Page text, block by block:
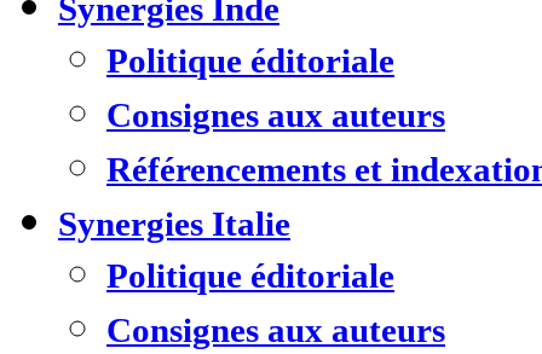
Synergies Inde
Politique éditoriale
Consignes aux auteurs
Référencements et
Synergies Italie
Politique éditoriale
Consignes aux auteurs